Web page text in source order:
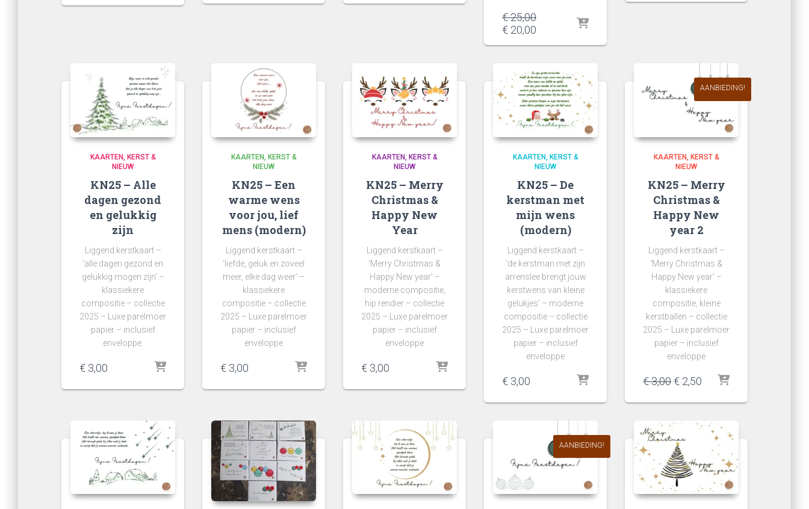
was: is:
€25,00
€ 20,00
KAARTEN KERST &
NIEUW
KN25 – Alle
dagen gezond
en gelukkig
zijn
Liggend kerstkaart –
‘alle dagen gezond en
gelukkig mogen zijn’ –
klassiekere
compositie – collectie
2025 – Luxe parelmoer
papier – inclusief
enveloppe.
€ 3,00
KAARTEN KERST &
NIEUW
KN25 – Een
warme wens
voor jou, lief
mens (modern)
Liggend kerstkaart –
‘liefde, geluk en zoveel
meer, elke dag weer’ –
klassiekere
compositie – collectie
2025 – Luxe parelmoer
papier – inclusief
enveloppe
€ 3,00
KAARTEN KERST &
NIEUW
KN25 – Merry
Christmas &
Happy New
Year
Liggend kerstkaart –
‘Merry Christmas &
Happy New year’ –
moderne compositie,
hip rendier – collectie
2025 – Luxe parelmoer
papier – inclusief
enveloppe
€ 3,00
KAARTEN KERST &
NIEUW
KN25 – De
kerstman met
mijn wens
(modern)
Liggend kerstkaart –
‘de kerstman met zijn
arrenslee brengt jouw
kerstwens van kleine
gelukjes’ – moderne
compositie – collectie
2025 – Luxe parelmoer
papier – inclusief
enveloppe
€ 3,00
AANBIEDING!
KAARTEN KERST &
NIEUW
KN25 – Merry
Christmas &
Happy New
year 2
Liggend kerstkaart –
‘Merry Christmas &
Happy New year’ –
klassiekere
compositie, kleine
kerstballen – collectie
2025 – Luxe parelmoer
papier – inclusief
enveloppe
€3,00 Oorspronkelijke
was:
€ 2,50 Huidige
is:
AANBIEDING!